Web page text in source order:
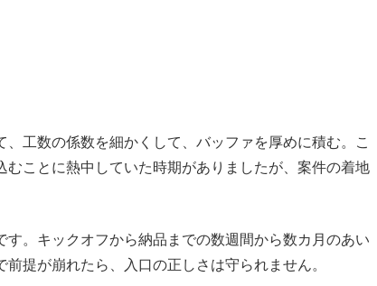
工数の係数を細かくして、バッファを厚めに積む。こ
ことに熱中していた時期がありましたが、案件の着地
。キックオフから納品までの数週間から数カ月のあい
提が崩れたら、入口の正しさは守られません。